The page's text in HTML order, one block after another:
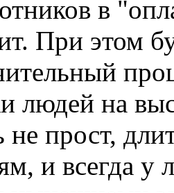
в
При этом
людей на
не прост,
и всегда у